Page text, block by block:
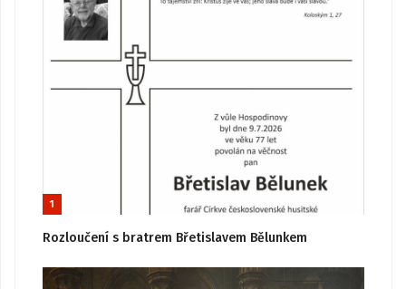
1
Rozloučení s bratrem Břetislavem Bělunkem